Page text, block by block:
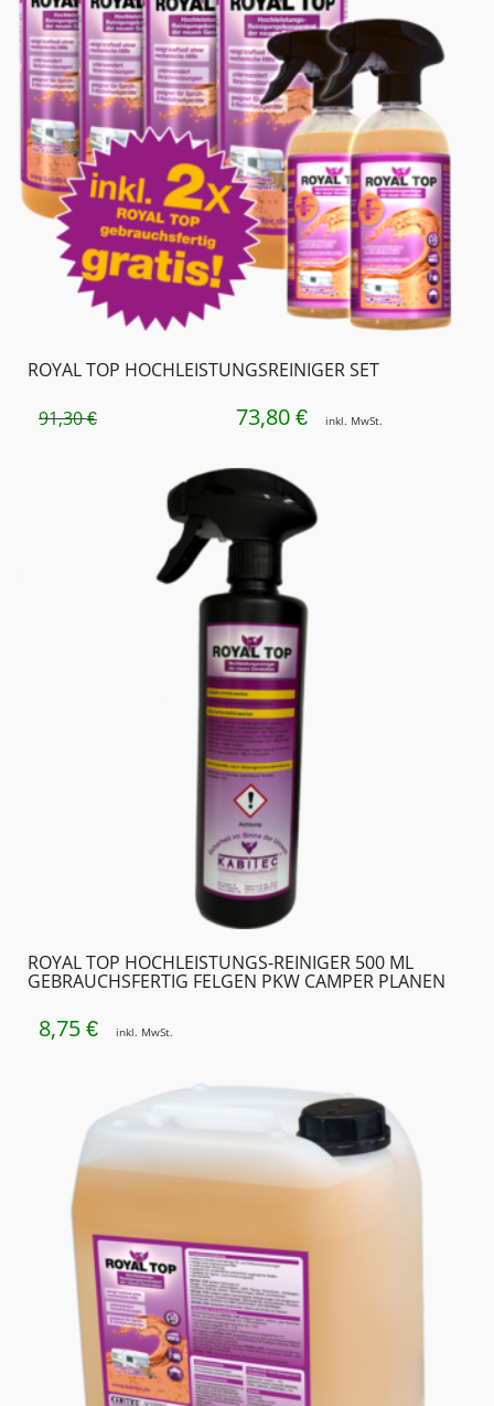
ROYAL TOP HOCHLEISTUNGS­REINIGER SET
91,30€
URSPRÜNGLICHER
WAR:
91,30 €
73,80 €AKTUELLER
73,80 €.
inkl. MwSt.
ROYAL TOP HOCHLEISTUNGS-REINIGER 500 ML
GEBRAUCHSFERTIG FELGEN PKW CAMPER PLANEN
8,75 € inkl. MwSt.